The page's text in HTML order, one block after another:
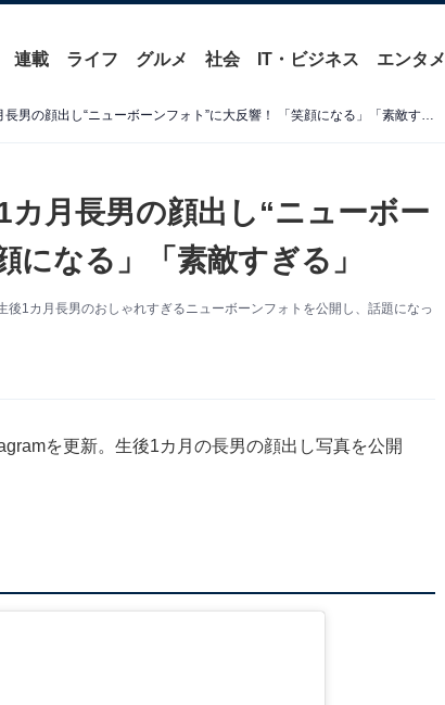
連載 ライフ グルメ 社会 IT・ビジネス エンタメ
「テラハ」島袋聖南、生後1カ月長男の顔出し“ニューボーンフォト”に大反響！ 「笑顔になる」「素敵すぎる」
カ月長男の顔出し“ニューボー
になる」「素敵すぎる」
1カ月長男のおしゃれすぎるニューボーンフォトを公開し、話題になっ
を更新。生後1カ月の長男の顔出し写真を公開